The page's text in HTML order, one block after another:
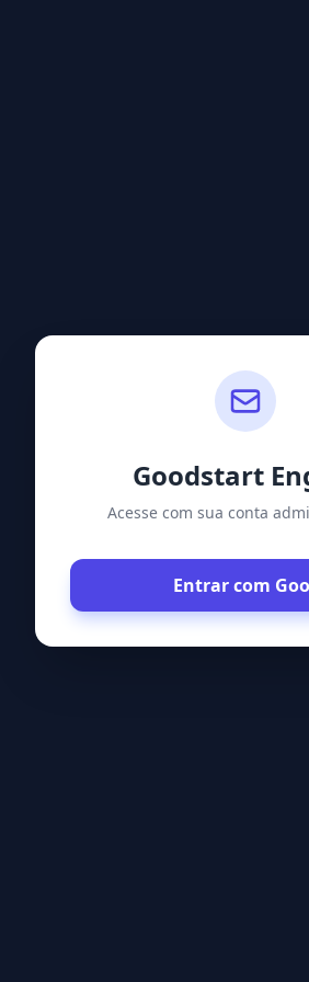
Goodstart
Acesse com sua conta
Entrar com